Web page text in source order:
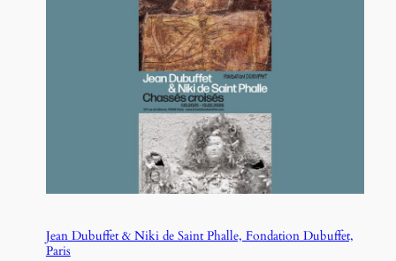
Jean Dubuffet & Niki de Saint Phalle, Fondation Dubuffet,
Paris